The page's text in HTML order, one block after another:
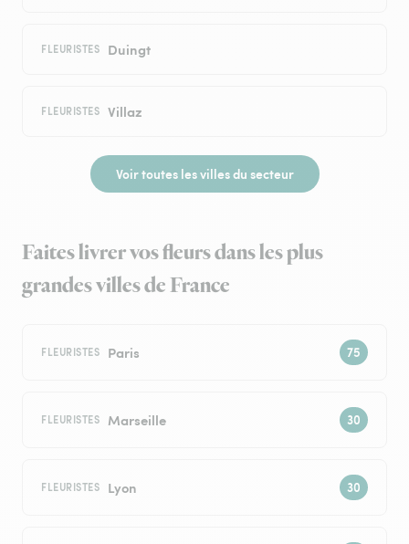
FLEURISTES Duingt
FLEURISTES Villaz
Voir toutes les villes du secteur
Faites livrer vos fleurs dans les plus
grandes villes de France
FLEURISTES Paris
FLEURISTES Marseille
FLEURISTES Lyon